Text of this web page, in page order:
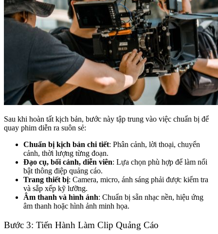
Sau khi hoàn tất kịch bản, bước này tập trung vào việc chuẩn bị để
quay phim diễn ra suôn sẻ:
Chuẩn bị kịch bản chi tiết: Phân cảnh, lời thoại, chuyển
cảnh, thời lượng từng đoạn.
Đạo cụ, bối cảnh, diễn viên: Lựa chọn phù hợp để làm nổi
bật thông điệp quảng cáo.
Trang thiết bị: Camera, micro, ánh sáng phải được kiểm tra
và sắp xếp kỹ lưỡng.
Âm thanh và hình ảnh: Chuẩn bị sẵn nhạc nền, hiệu ứng
âm thanh hoặc hình ảnh minh họa.
Bước 3: Tiến Hành Làm Clip Quảng Cáo